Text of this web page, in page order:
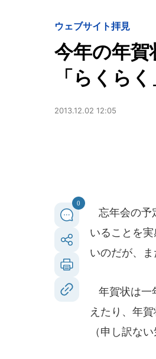
ウェブサイト拝見
今年の年
「らくら
2013.12.02 12:05
0
忘年会の予
いることを
いのだが、ま
年賀状は一
えたり、年
（申し訳な